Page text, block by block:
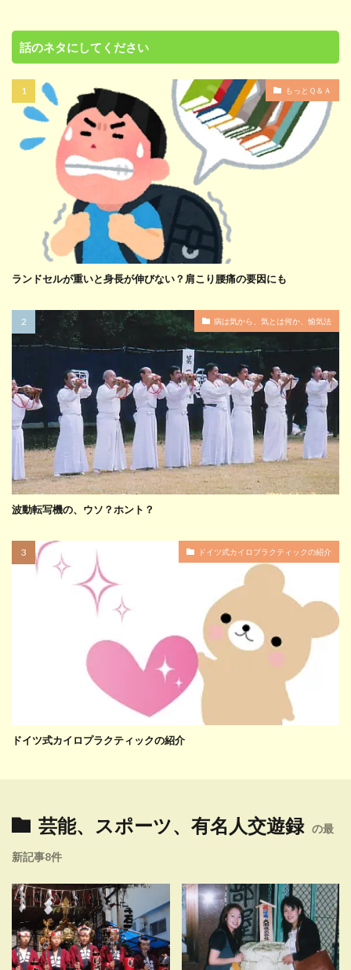
話のネタにしてください
もっとＱ＆Ａ
ランドセルが重いと身長が伸びない？肩こり腰痛の要因にも
病は気から、気とは何か、愉気法
波動転写機の、ウソ？ホント？
ドイツ式カイロプラクティックの紹介
ドイツ式カイロプラクティックの紹介
芸能、スポーツ、有名人交遊録 の最
新記事8件